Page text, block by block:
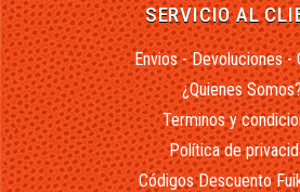
SERVICIO AL
Envios - Devoluciones -
¿Quienes
Terminos y
Política de
Códigos Descuento